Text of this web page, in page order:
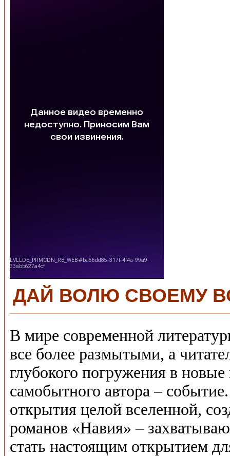
ДАЙ ВОЛЮ СВОЕМУ
В мире современной
все более размытыми, а
глубокого погружения в
самобытного автора –
открытия целой вселенной,
романов «Навия» –
стать настоящим открытием